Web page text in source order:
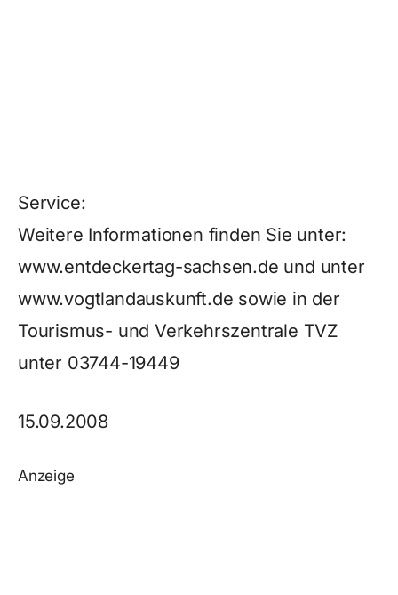
Service:
Weitere Informationen finden Sie unter:
www.entdeckertag-sachsen.de und unter
www.vogtlandauskunft.de sowie in der
Tourismus- und Verkehrszentrale TVZ
unter 03744-19449
15.09.2008
Anzeige